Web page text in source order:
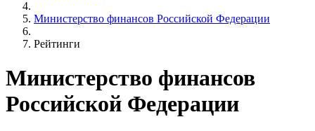
Министерство финансов Российской Федерации
Рейтинги
Министерство финансов
Российской Федерации